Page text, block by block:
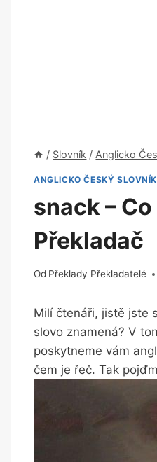
/ Slovník / Anglicko
ANGLICKO ČESKÝ SLOVNÍK
snack –
Překladač
Od Překlady Překladatelé
Milí čtenáři, jistě jste
slovo znamená? V
poskytneme vám
čem je řeč. Tak